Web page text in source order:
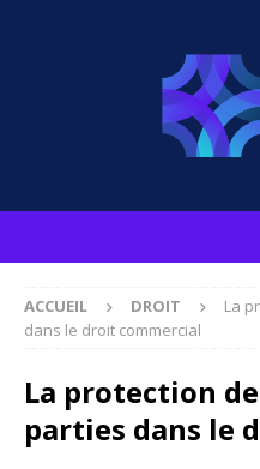
ACCUEIL DROIT
La
dans le droit commercial
La protection
parties dans le